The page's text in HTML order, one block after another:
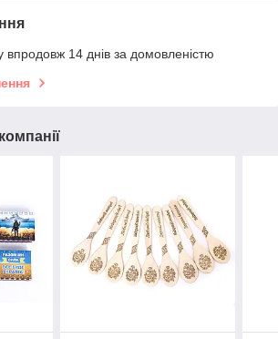
впродовж 14 днів за домовленістю